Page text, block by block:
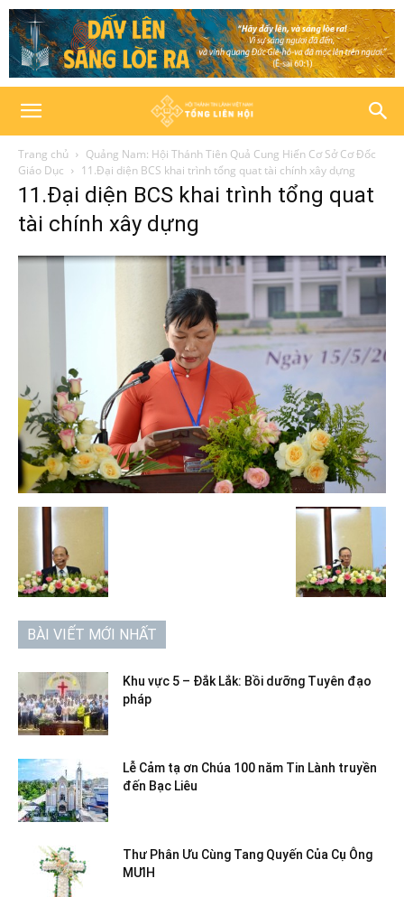
Trang chủ
Quảng Nam: Hội Thánh Tiên Quả Cung Hiến Cơ Sở Cơ Đốc
Giáo Dục
11.Đại diện BCS khai trình tổng quat tài chính xây dựng
11.Đại diện BCS khai trình tổng quat
tài chính xây dựng
BÀI VIẾT MỚI NHẤT
Khu vực 5 – Đắk Lắk: Bồi dưỡng Tuyên đạo
pháp
Lễ Cảm tạ ơn Chúa 100 năm Tin Lành truyền
đến Bạc Liêu
Thư Phân Ưu Cùng Tang Quyến Của Cụ Ông
MƯIH